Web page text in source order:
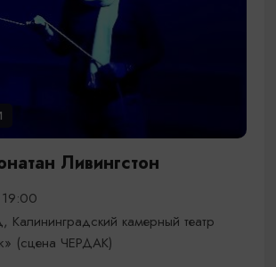
Ливингстон
Калининградский камерный театр
(сцена ЧЕРДАК)